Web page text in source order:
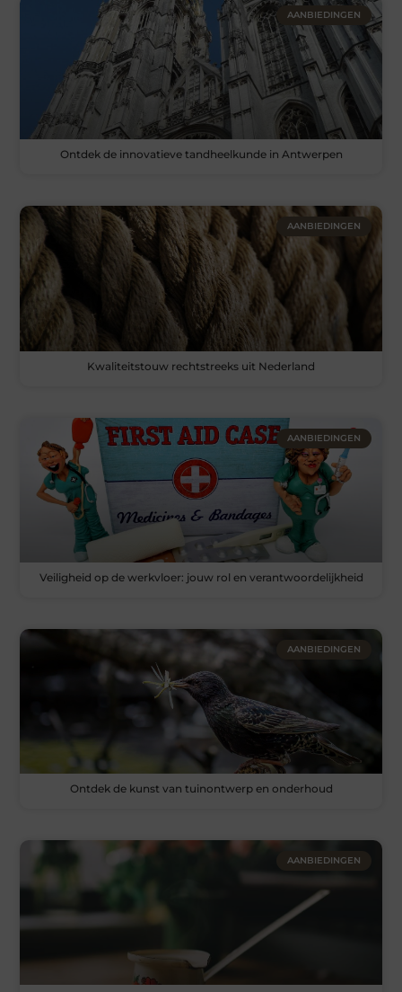
AANBIEDINGEN
Ontdek de innovatieve tandheelkunde in Antwerpen
AANBIEDINGEN
Kwaliteitstouw rechtstreeks uit Nederland
AANBIEDINGEN
Veiligheid op de werkvloer: jouw rol en verantwoordelijkheid
AANBIEDINGEN
Ontdek de kunst van tuinontwerp en onderhoud
AANBIEDINGEN